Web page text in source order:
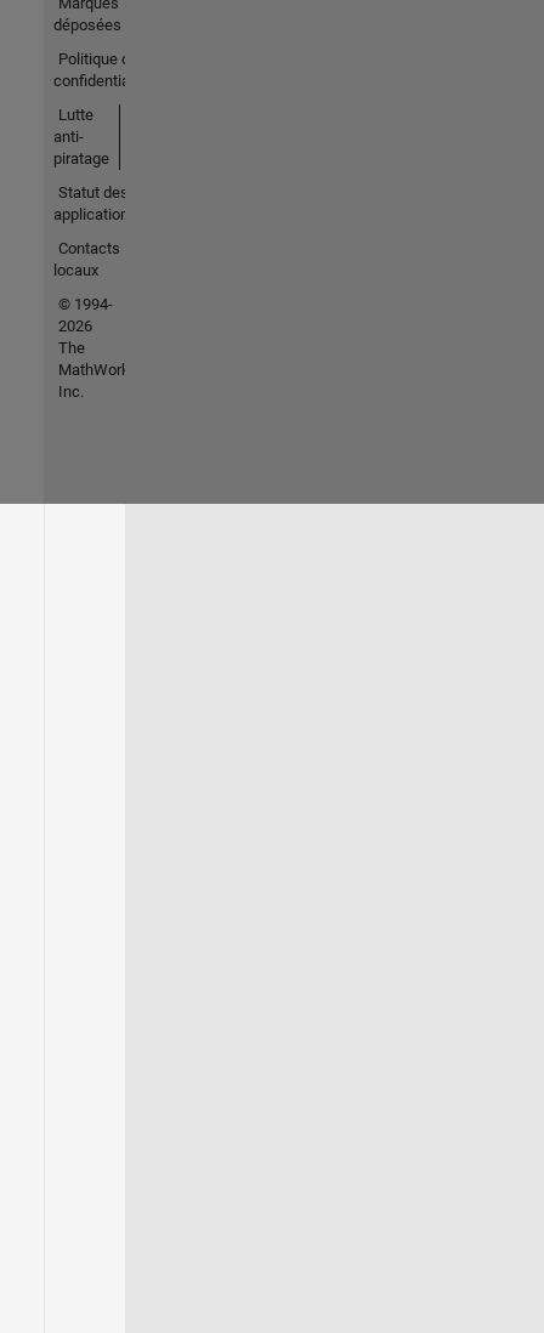
déposées
Politique de
confidentialité
Lutte
anti-
piratage
Statut des
applications
Contacts
locaux
© 1994-
2026
The
MathWorks,
Inc.